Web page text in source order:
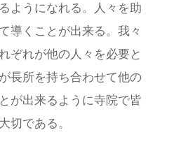
ようになれる。人々を助
導くことが出来る。我々
ぞれが他の人々を必要と
長所を持ち合わせて他の
が出来るように寺院で皆
切である。